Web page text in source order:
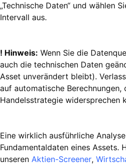
„Technische Daten“ und wählen
Intervall aus.
! Hinweis: Wenn Sie die
auch die technischen Daten
Asset unverändert bleibt).
auf automatische Berechnungen,
Handelsstrategie widersprechen
Eine wirklich ausführliche
Fundamentaldaten eines Assets.
unseren Aktien-Screener,